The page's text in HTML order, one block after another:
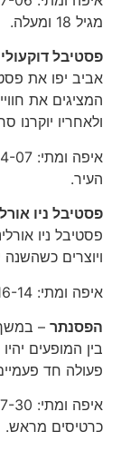
מגיל 18 ומעלה.
פסטיבל דוקעולים 2021
אביב יפו את
המציגים את
ולאחריו יוקרנו
העיר.
פסטיבל ניו
פסטיבל ניו
ויוצרים כשהשנה
איפה ומתי: 16-14 באוקטובר, מוזיאון תל אביב לאומנויות.
הפסנתר
פעולה חד פעמיים
כרטיסים מראש.